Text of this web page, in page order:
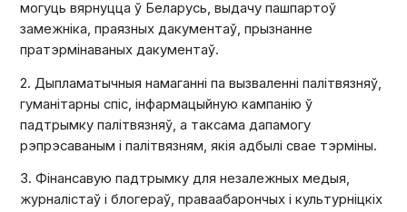
могуць вярнуцца ў Беларусь, выдачу пашпартоў
замежніка, праязных дакументаў, прызнанне
пратэрмінаваных дакументаў.
2. Дыпламатычныя намаганні па вызваленні палітвязняў,
гуманітарны спіс, інфармацыйную кампанію ў
падтрымку палітвязняў, а таксама дапамогу
рэпрэсаваным і палітвязням, якія адбылі свае тэрміны.
3. Фінансавую падтрымку для незалежных медыя,
журналістаў і блогераў, праваабарончых і культурніцкіх